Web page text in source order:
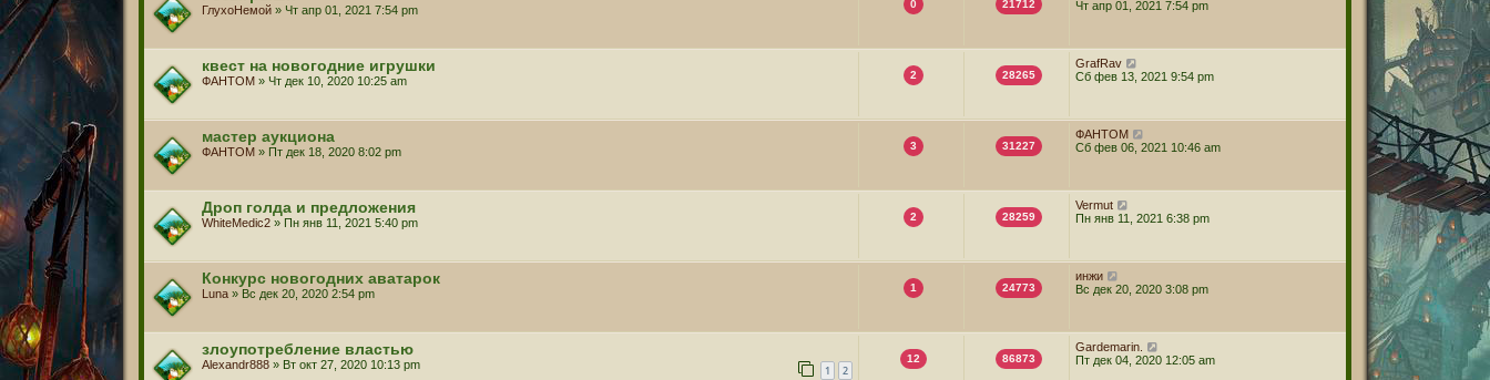
ГлухоНемой» Чт апр 01, 2021 7:54 pm 0 21712
Чт апр 01, 2021 7:54 pm
квест на новогодние игрушки
ФАНТОМ» Чт дек 10, 2020 10:25 am 2 28265
GrafRav
Сб фев 13, 2021 9:54 pm
мастер аукциона
ФАНТОМ» Пт дек 18, 2020 8:02 pm 3 31227
ФАНТОМ
Сб фев 06, 2021 10:46 am
Дроп голда и предложения
WhiteMedic2» Пн янв 11, 2021 5:40 pm 2 28259
Vermut
Пн янв 11, 2021 6:38 pm
Конкурс новогодних аватарок
Luna» Вс дек 20, 2020 2:54 pm 1 24773
инжи
Вс дек 20, 2020 3:08 pm
злоупотребление властью
Alexandr888» Вт окт 27, 2020 10:13 pm 1 2
12 86873
Gardemarin.
Пт дек 04, 2020 12:05 am